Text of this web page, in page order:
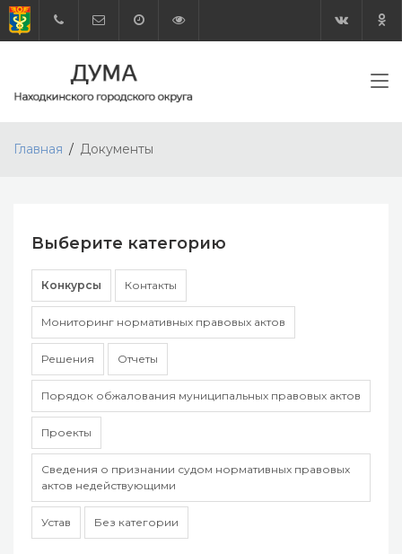
Главная Документы
Выберите категорию
Конкурсы Контакты
Мониторинг нормативных правовых актов
Решения Отчеты
Порядок обжалования муниципальных правовых актов
Проекты
Сведения о признании судом нормативных правовых
актов недействующими
Устав Без категории